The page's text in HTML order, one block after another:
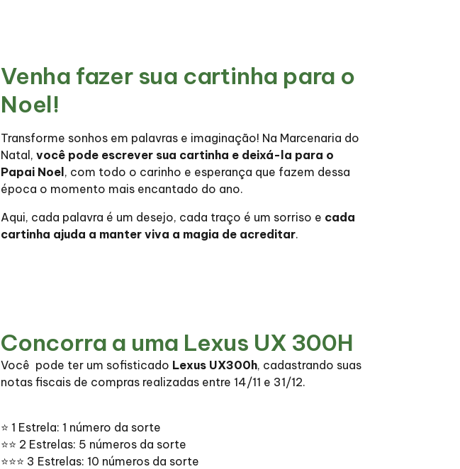
Venha fazer sua cartinha para o
Noel!
Transforme sonhos em palavras e imaginação! Na Marcenaria do
Natal, você pode escrever sua cartinha e deixá-la para o
Papai Noel , com todo o carinho e esperança que fazem dessa
época o momento mais encantado do ano.
Aqui, cada palavra é um desejo, cada traço é um sorriso e cada
cartinha ajuda a manter viva a magia de acreditar.
Concorra a uma Lexus UX 300H
Você pode ter um sofisticado Lexus UX300h, cadastrando suas
notas fiscais de compras realizadas entre 14/11 e 31/12.
⭐ 1 Estrela: 1 número da sorte
⭐⭐ 2 Estrelas: 5 números da sorte
⭐⭐⭐ 3 Estrelas: 10 números da sorte